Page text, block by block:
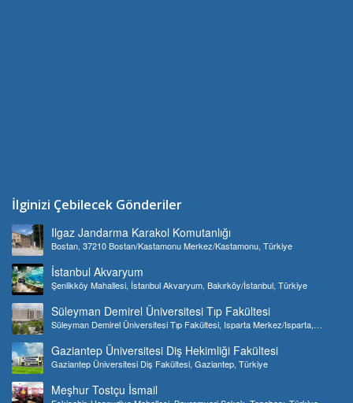
İlginizi Çebilecek Gönderiler
Ilgaz Jandarma Karakol Komutanlığı
Bostan, 37210 Bostan/Kastamonu Merkez/Kastamonu, Türkiye
İstanbul Akvaryum
Şenlikköy Mahallesi, İstanbul Akvaryum, Bakırköy/İstanbul, Türkiye
Süleyman Demirel Üniversitesi Tıp Fakültesi
Süleyman Demirel Üniversitesi Tıp Fakültesi, Isparta Merkez/Isparta,
Gaziantep Üniversitesi Diş Hekimliği Fakültesi
Gaziantep Üniversitesi Diş Fakültesi, Gaziantep, Türkiye
Meşhur Tostçu İsmail